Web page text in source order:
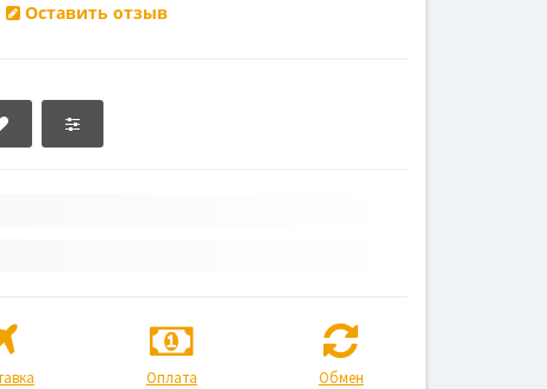
Оставить отзыв
Оплата Обмен